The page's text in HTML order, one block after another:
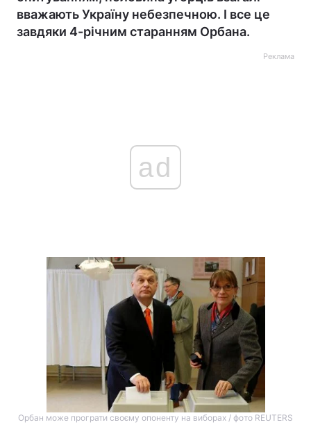
вважають Україну небезпечною. І все це
завдяки 4-річним старанням Орбана.
Реклама
ad
Орбан може програти своєму опоненту на виборах / фото REUTERS